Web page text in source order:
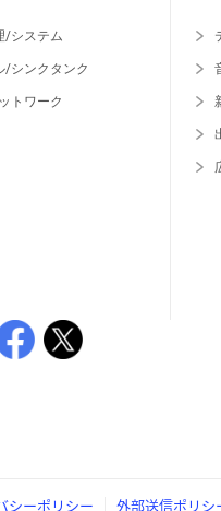
/システム
/シンクタンク
トワーク
シーポリシー 外部送信ポリシ